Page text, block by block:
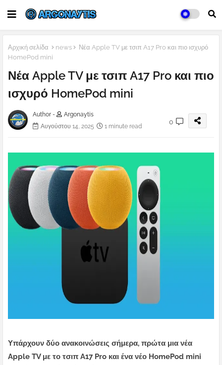
Αρχική σελίδα news
Νέα Apple TV με τσιπ A17 Pro και πιο ισχυρό
HomePod mini
Νέα Apple TV με τσιπ A17 Pro και πιο
ισχυρό HomePod mini
Author -
Argonaytis
Αυγούστου 14, 2025
1 minute read
0
Υπάρχουν δύο ανακοινώσεις σήμερα, πρώτα μια νέα
Apple TV με το τσιπ A17 Pro και ένα νέο HomePod mini